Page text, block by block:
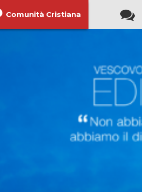
Comunità Cristiana